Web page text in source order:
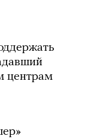
центрам